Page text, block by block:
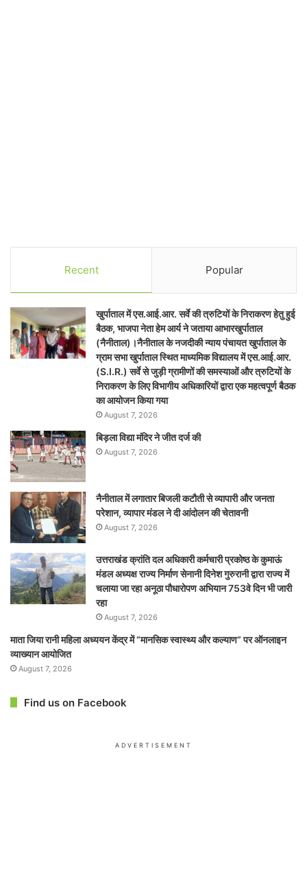
Recent Popular
खुर्पाताल में एस.आई.आर. सर्वे की त्रुटियों के निराकरण हेतु हुई
बैठक, भाजपा नेता हेम आर्य ने जताया आभारखुर्पाताल
(नैनीताल)।नैनीताल के नजदीकी न्याय पंचायत खुर्पाताल के
ग्राम सभा खुर्पाताल स्थित माध्यमिक विद्यालय में एस.आई.आर.
(S.I.R.) सर्वे से जुड़ी ग्रामीणों की समस्याओं और त्रुटियों के
निराकरण के लिए विभागीय अधिकारियों द्वारा एक महत्वपूर्ण बैठक
का आयोजन किया गया
August 7, 2026
बिड़ला विद्या मंदिर ने जीत दर्ज की
August 7, 2026
नैनीताल में लगातार बिजली कटौती से व्यापारी और जनता
परेशान, व्यापार मंडल ने दी आंदोलन की चेतावनी
August 7, 2026
उत्तराखंड क्रांति दल अधिकारी कर्मचारी प्रकोष्ठ के कुमाऊं
मंडल अध्यक्ष राज्य निर्माण सेनानी दिनेश गुरुरानी द्वारा राज्य में
चलाया जा रहा अनूठा पौधारोपण अभियान 753वे दिन भी जारी
रहा
August 7, 2026
माता जिया रानी महिला अध्ययन केंद्र में “मानसिक स्वास्थ्य और कल्याण” पर ऑनलाइन
व्याख्यान आयोजित
August 7, 2026
Find us on Facebook
ADVERTISEMENT